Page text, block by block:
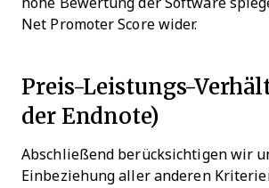
Net Promoter Score wider.
Preis-Leistungs-
der Endnote)
Abschließend berücksichtigen wir
Einbeziehung aller anderen